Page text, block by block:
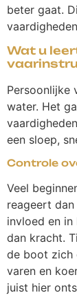
beter gaat.
Wat u
Persoonlijke
water. Het
een sloep,
Controle
Veel
reageert
invloed en in
dan kracht.
de boot zich
varen en
juist hier